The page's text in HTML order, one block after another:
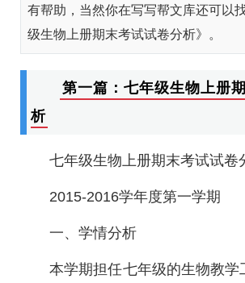
有帮助，当然你在写写帮文库还可以
级生物上册期末考试试卷分析》。
第一篇：七年级生物上册
析
七年级生物上册期末考试试卷
2015-2016学年度第一学期
一、学情分析
本学期担任七年级的生物教学